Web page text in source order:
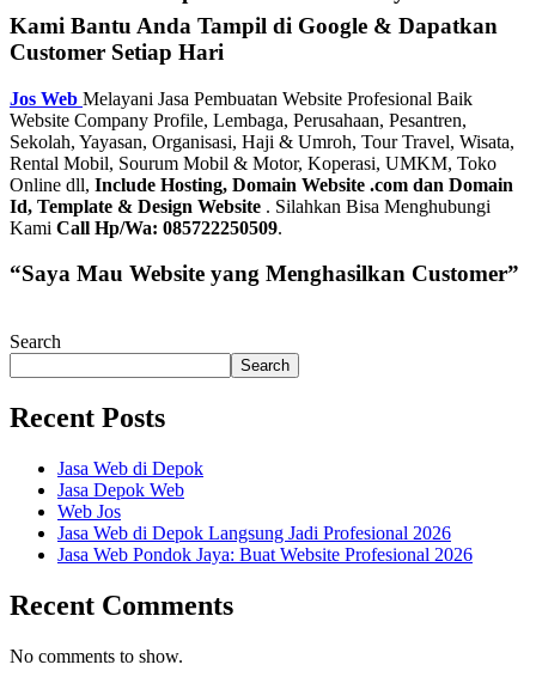
Kami Bantu Anda Tampil di Google & Dapatkan
Customer Setiap Hari
Jos Web Melayani Jasa Pembuatan Website Profesional Baik
Website Company Profile, Lembaga, Perusahaan, Pesantren,
Sekolah, Yayasan, Organisasi, Haji & Umroh, Tour Travel, Wisata,
Rental Mobil, Sourum Mobil & Motor, Koperasi, UMKM, Toko
Online dll, Include Hosting, Domain Website .com dan Domain
Id, Template & Design Website . Silahkan Bisa Menghubungi
Kami Call Hp/Wa: 085722250509.
“Saya Mau Website yang Menghasilkan Customer”
Search
Search
Recent Posts
Jasa Web di Depok
Jasa Depok Web
Web Jos
Jasa Web di Depok Langsung Jadi Profesional 2026
Jasa Web Pondok Jaya: Buat Website Profesional 2026
Recent Comments
No comments to show.